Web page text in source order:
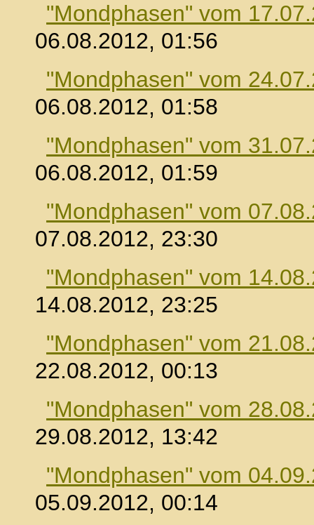
"Mondphasen" vom
06.08.2012, 01:56
"Mondphasen" vom
06.08.2012, 01:58
"Mondphasen" vom
06.08.2012, 01:59
"Mondphasen" vom
07.08.2012, 23:30
"Mondphasen" vom
14.08.2012, 23:25
"Mondphasen" vom
22.08.2012, 00:13
"Mondphasen" vom
29.08.2012, 13:42
"Mondphasen" vom
05.09.2012, 00:14